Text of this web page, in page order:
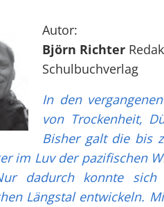
Autor:
Björn Richter
Schulbuchverlag
In den
von Trockenheit,
Bisher galt die bis
im Luv der pazifischen
dadurch konnte sich
Längstal entwickeln.